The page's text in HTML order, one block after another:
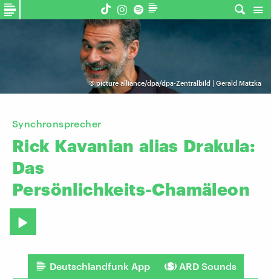
©picture alliance/dpa/dpa-Zentralbild | Gerald Matzka
Synchronsprecher
Rick Kavanian alias Drakula:
Das
Persönlichkeits-Chamäleon
Deutschlandfunk App ARD Sounds